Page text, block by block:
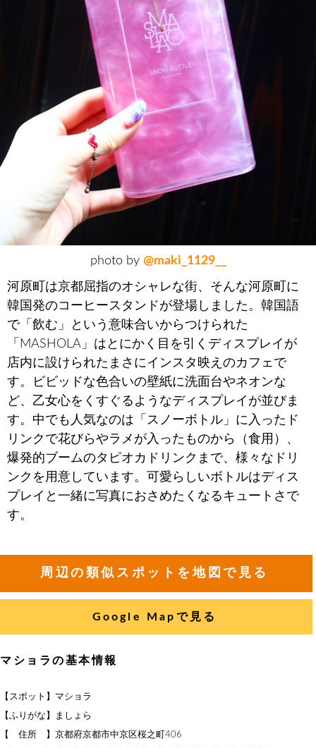
photo by @maki_1129__
河原町は京都屈指のオシャレな街、そんな河原町に
韓国発のコーヒースタンドが登場しました。韓国語
で「飲む」という意味合いからつけられた
「MASHOLA」はとにかく目を引くディスプレイが
店内に設けられたまさにインスタ映えのカフェで
す。ビビッドな色合いの壁紙に洗面台やネオンな
ど、乙女心をくすぐるようなディスプレイが並びま
す。中でも人気なのは「スノーボトル」に入ったド
リンクで花びらやラメが入ったものから（食用）、
爆発的ブームのタピオカドリンクまで、様々なドリ
ンクを用意しています。可愛らしいボトルはディス
プレイと一緒に写真におさめたくなるキュートさで
す。
周辺の類似スポットを地図で見る
Google Mapで見る
マショラの基本情報
【スポット】マショラ
【ふりがな】ましょら
【 住所 】京都府京都市中京区桜之町406